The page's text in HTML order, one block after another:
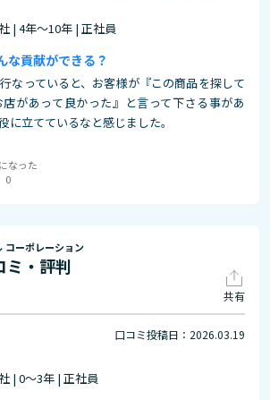
| 4年～10年 | 正社員
な貢献ができる？
なっていると、お客様が『この商品を探して
があって良かった』と言って下さる事があ
に立てているなと感じました。
なった
0
コーポレーション
ミ・評判
共有
口コミ投稿日：2026.03.19
| 0～3年 | 正社員